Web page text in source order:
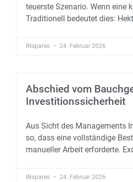
teuerste Szenario. Wenn eine
Traditionell bedeutet dies:
INspares 24. Februar 2026
Abschied vom
Investitionssicherheit
Aus Sicht des Managements
so, dass eine vollständige
manueller Arbeit erforderte.
INspares 24. Februar 2026